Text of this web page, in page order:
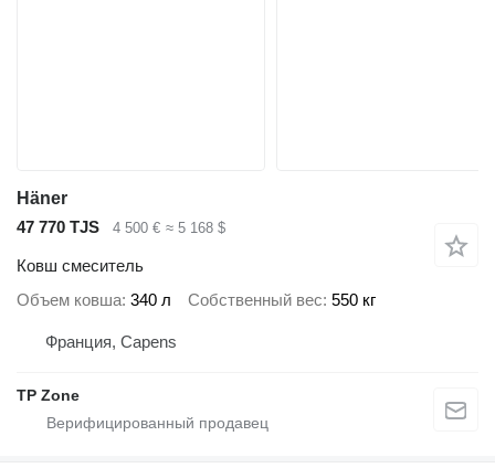
Häner
47 770 TJS
4 500 € ≈ 5 168 $
Ковш смеситель
Объем ковша 340 л Собственный вес 550 кг
Франция, Capens
TP Zone